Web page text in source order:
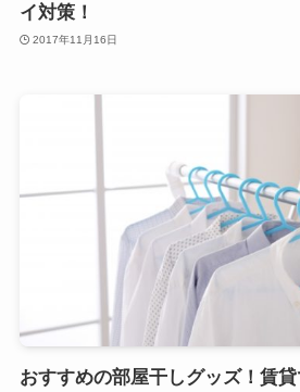
イ対策！
2017年11月16日
おすすめの部屋干しグッズ！賃